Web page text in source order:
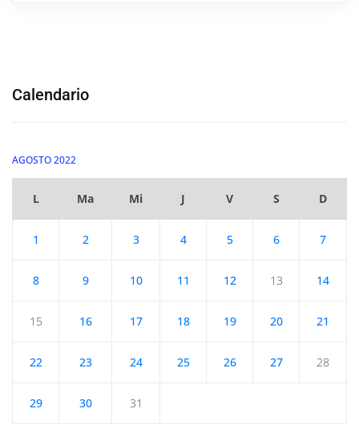
Calendario
AGOSTO 2022
L Ma Mi J V S D
1 2 3 4 5 6 7
8 9 10 11 12 13 14
15 16 17 18 19 20 21
22 23 24 25 26 27 28
29 30 31